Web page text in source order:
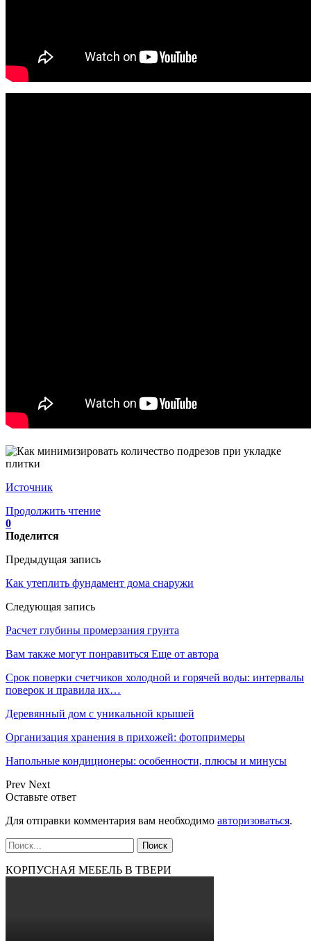
Источник
Продолжить чтение
0
Поделится
Предыдущая запись
Как утеплить фундамент дома снаружи
Следующая запись
Расчет глубины промерзания грунта
Вам также могут понравиться Еще от автора
Срок поверки счетчиков холодной и горячей воды: интервалы
поверок и правила их…
Деревянный дом с уникальной крышей
Организация хранения в прихожей: фотопримеры
Напольные кондиционеры: особенности, плюсы и минусы
Prev Next
Оставьте ответ
Для отправки комментария вам необходимо авторизоваться.
КОРПУСНАЯ МЕБЕЛЬ В ТВЕРИ